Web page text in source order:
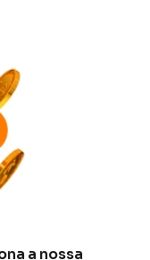
a nossa